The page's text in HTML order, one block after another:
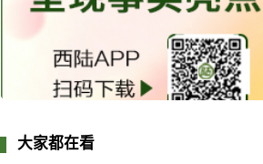
大家都在看